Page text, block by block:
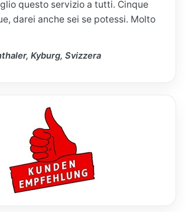
questo servizio a tutti. Cinque
darei anche sei se potessi. Molto
Kyburg, Svizzera